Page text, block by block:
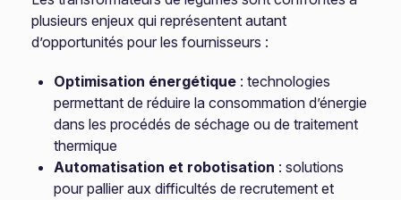
plusieurs enjeux qui représentent autant
d’opportunités pour les fournisseurs :
Optimisation énergétique : technologies
permettant de réduire la consommation d’énergie
dans les procédés de séchage ou de traitement
thermique
Automatisation et robotisation : solutions
pour pallier aux difficultés de recrutement et